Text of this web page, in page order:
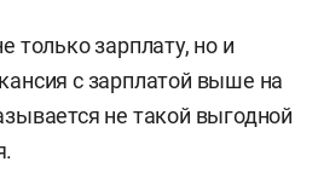
только зарплату, но и
с зарплатой выше на
не такой выгодной